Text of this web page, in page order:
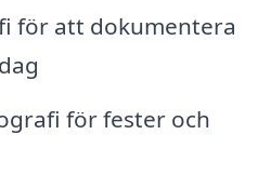
för att dokumentera
för fester och